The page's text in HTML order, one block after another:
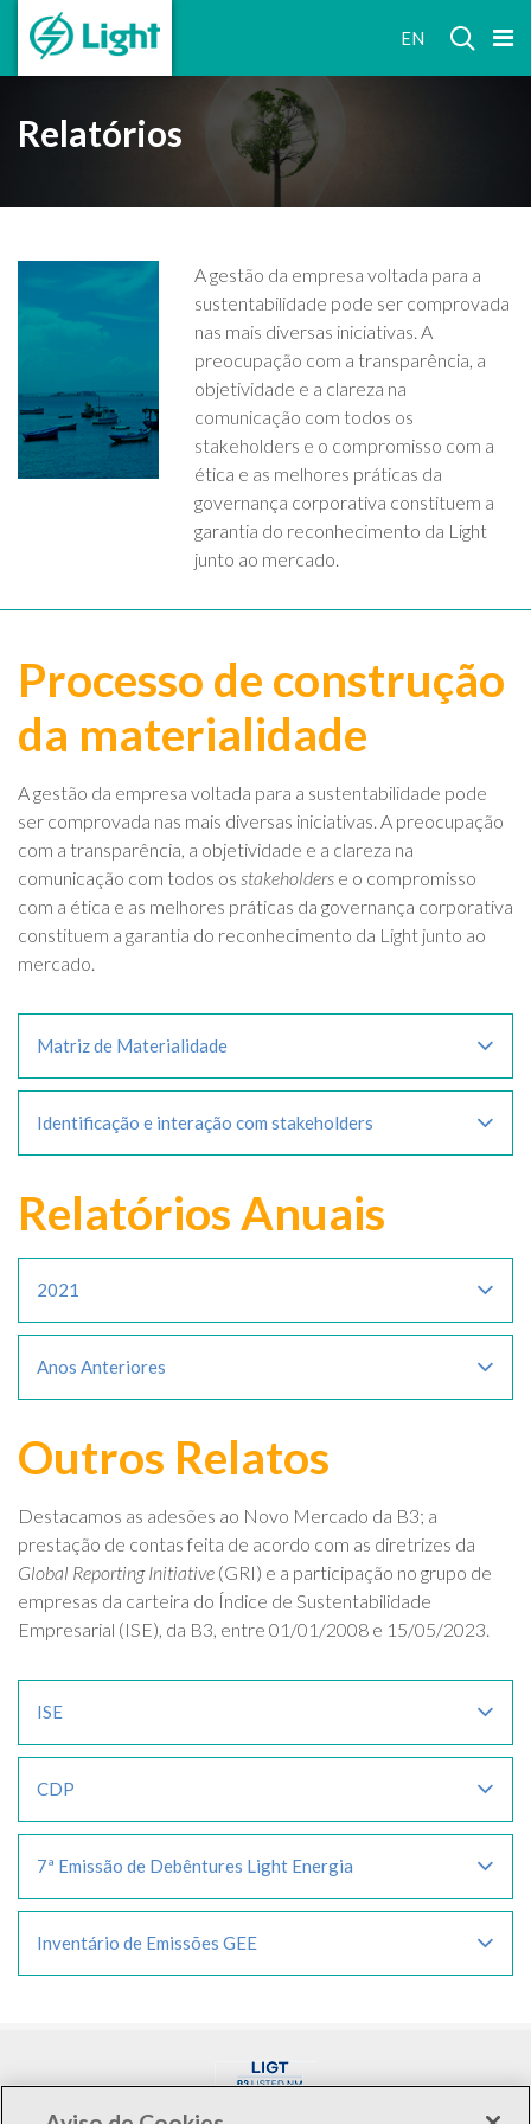
EN
Relatórios
A gestão da empresa voltada para a
sustentabilidade pode ser comprovada
nas mais diversas iniciativas. A
preocupação com a transparência, a
objetividade e a clareza na
comunicação com todos os
stakeholders e o compromisso com a
ética e as melhores práticas da
governança corporativa constituem a
garantia do reconhecimento da Light
junto ao mercado.
Processo de construção
da materialidade
A gestão da empresa voltada para a sustentabilidade pode
ser comprovada nas mais diversas iniciativas. A preocupação
com a transparência, a objetividade e a clareza na
comunicação com todos os stakeholders e o compromisso
com a ética e as melhores práticas da governança corporativa
constituem a garantia do reconhecimento da Light junto ao
mercado.
Matriz de Materialidade
Identificação e interação com stakeholders
Relatórios Anuais
2021
Anos Anteriores
Outros Relatos
Destacamos as adesões ao Novo Mercado da B3; a
prestação de contas feita de acordo com as diretrizes da
Global Reporting Initiative (GRI) e a participação no grupo de
empresas da carteira do Índice de Sustentabilidade
Empresarial (ISE), da B3, entre 01/01/2008 e 15/05/2023.
ISE
CDP
7ª Emissão de Debêntures Light Energia
Inventário de Emissões GEE